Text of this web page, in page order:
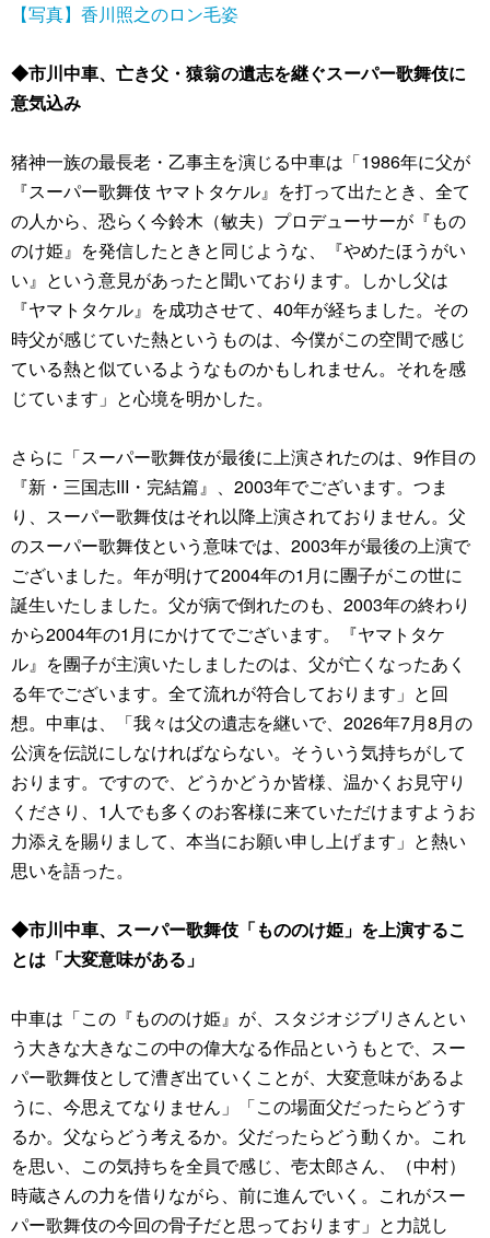
【写真】香川照之のロン毛姿
◆市川中車、亡き父・猿翁の遺志を継ぐスーパー歌舞伎に
意気込み
猪神一族の最長老・乙事主を演じる中車は「1986年に父が
『スーパー歌舞伎 ヤマトタケル』を打って出たとき、全て
の人から、恐らく今鈴木（敏夫）プロデューサーが『もの
のけ姫』を発信したときと同じような、『やめたほうがい
い』という意見があったと聞いております。しかし父は
『ヤマトタケル』を成功させて、40年が経ちました。その
時父が感じていた熱というものは、今僕がこの空間で感じ
ている熱と似ているようなものかもしれません。それを感
じています」と心境を明かした。
さらに「スーパー歌舞伎が最後に上演されたのは、9作目の
『新・三国志III・完結篇』、2003年でございます。つま
り、スーパー歌舞伎はそれ以降上演されておりません。父
のスーパー歌舞伎という意味では、2003年が最後の上演で
ございました。年が明けて2004年の1月に團子がこの世に
誕生いたしました。父が病で倒れたのも、2003年の終わり
から2004年の1月にかけてでございます。『ヤマトタケ
ル』を團子が主演いたしましたのは、父が亡くなったあく
る年でございます。全て流れが符合しております」と回
想。中車は、「我々は父の遺志を継いで、2026年7月8月の
公演を伝説にしなければならない。そういう気持ちがして
おります。ですので、どうかどうか皆様、温かくお見守り
くださり、1人でも多くのお客様に来ていただけますようお
力添えを賜りまして、本当にお願い申し上げます」と熱い
思いを語った。
◆市川中車、スーパー歌舞伎「もののけ姫」を上演するこ
とは「大変意味がある」
中車は「この『もののけ姫』が、スタジオジブリさんとい
う大きな大きなこの中の偉大なる作品というもとで、スー
パー歌舞伎として漕ぎ出ていくことが、大変意味があるよ
うに、今思えてなりません」「この場面父だったらどうす
るか。父ならどう考えるか。父だったらどう動くか。これ
を思い、この気持ちを全員で感じ、壱太郎さん、（中村）
時蔵さんの力を借りながら、前に進んでいく。これがスー
パー歌舞伎の今回の骨子だと思っております」と力説し